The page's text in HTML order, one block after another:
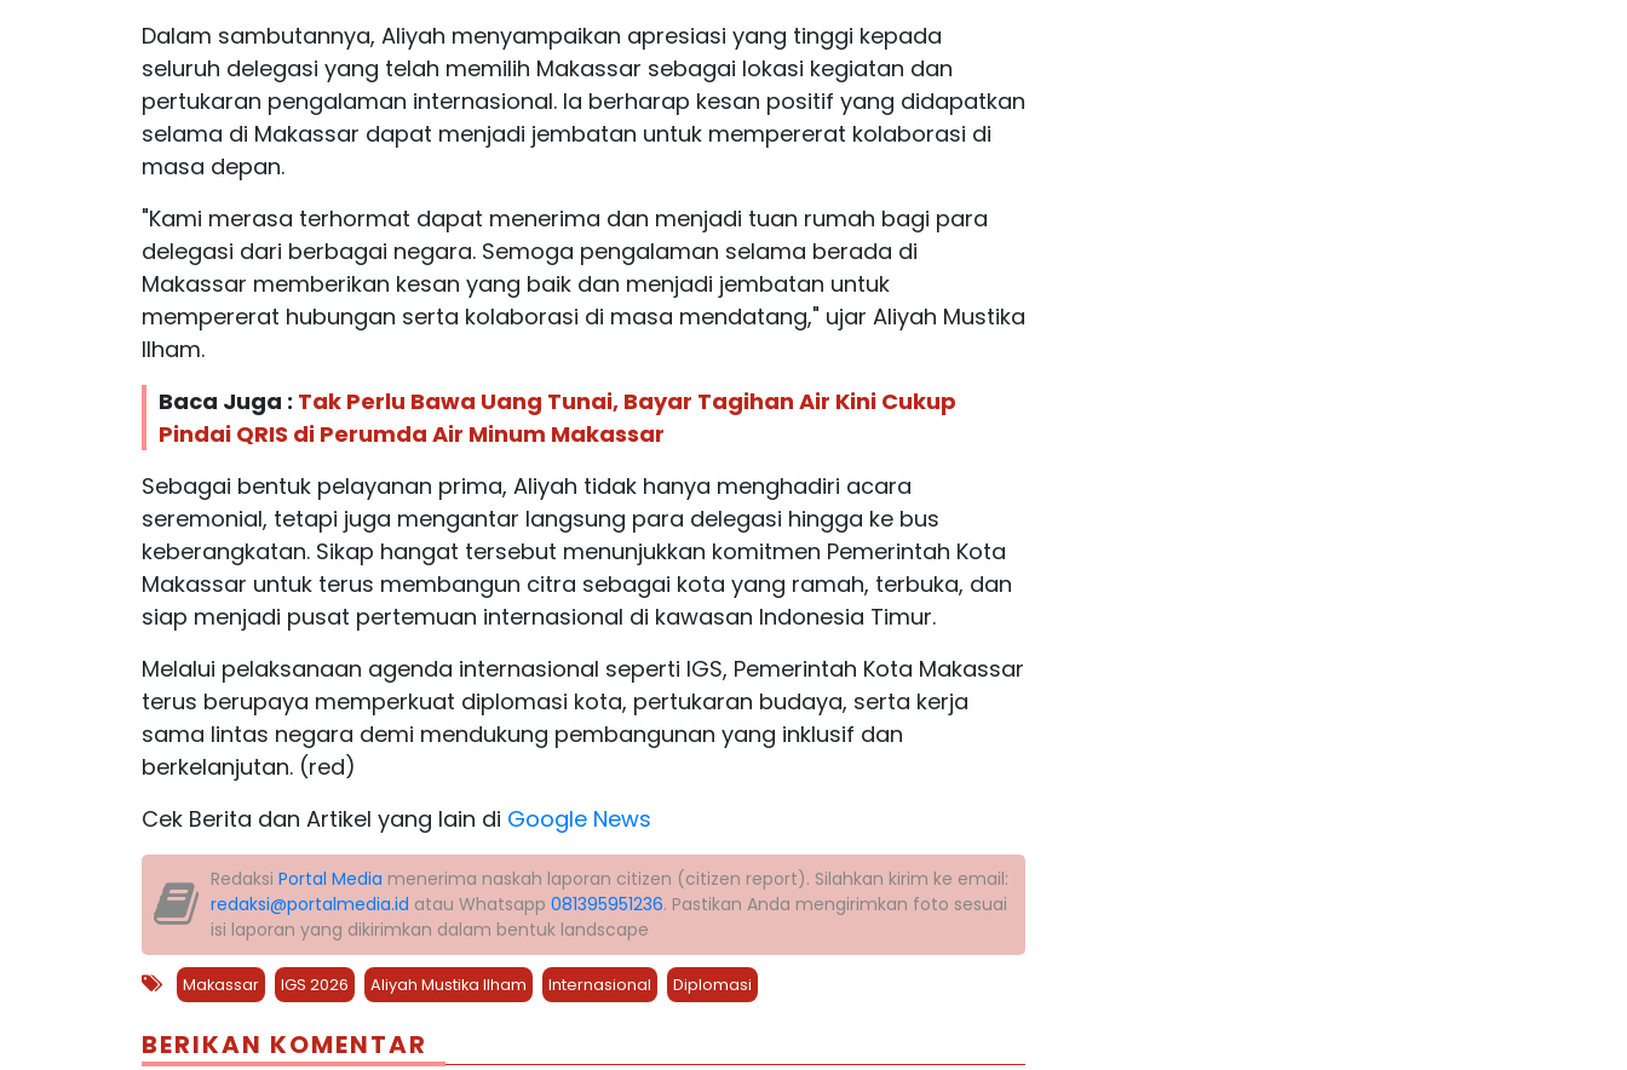
Dalam sambutannya, Aliyah menyampaikan apresiasi yang tinggi kepada
seluruh delegasi yang telah memilih Makassar sebagai lokasi kegiatan dan
pertukaran pengalaman internasional. Ia berharap kesan positif yang didapatkan
selama di Makassar dapat menjadi jembatan untuk mempererat kolaborasi di
masa depan.
"Kami merasa terhormat dapat menerima dan menjadi tuan rumah bagi para
delegasi dari berbagai negara. Semoga pengalaman selama berada di
Makassar memberikan kesan yang baik dan menjadi jembatan untuk
mempererat hubungan serta kolaborasi di masa mendatang," ujar Aliyah Mustika
Ilham.
Baca Juga : Tak Perlu Bawa Uang Tunai, Bayar Tagihan Air Kini Cukup
Pindai QRIS di Perumda Air Minum Makassar
Sebagai bentuk pelayanan prima, Aliyah tidak hanya menghadiri acara
seremonial, tetapi juga mengantar langsung para delegasi hingga ke bus
keberangkatan. Sikap hangat tersebut menunjukkan komitmen Pemerintah Kota
Makassar untuk terus membangun citra sebagai kota yang ramah, terbuka, dan
siap menjadi pusat pertemuan internasional di kawasan Indonesia Timur.
Melalui pelaksanaan agenda internasional seperti IGS, Pemerintah Kota Makassar
terus berupaya memperkuat diplomasi kota, pertukaran budaya, serta kerja
sama lintas negara demi mendukung pembangunan yang inklusif dan
berkelanjutan. (red)
Cek Berita dan Artikel yang lain di Google News
Redaksi Portal Media menerima naskah laporan citizen (citizen report). Silahkan kirim ke email:
redaksi@portalmedia.id atau Whatsapp 081395951236. Pastikan Anda mengirimkan foto sesuai
isi laporan yang dikirimkan dalam bentuk landscape
Makassar IGS 2026 Aliyah Mustika Ilham Internasional Diplomasi
BERIKAN KOMENTAR